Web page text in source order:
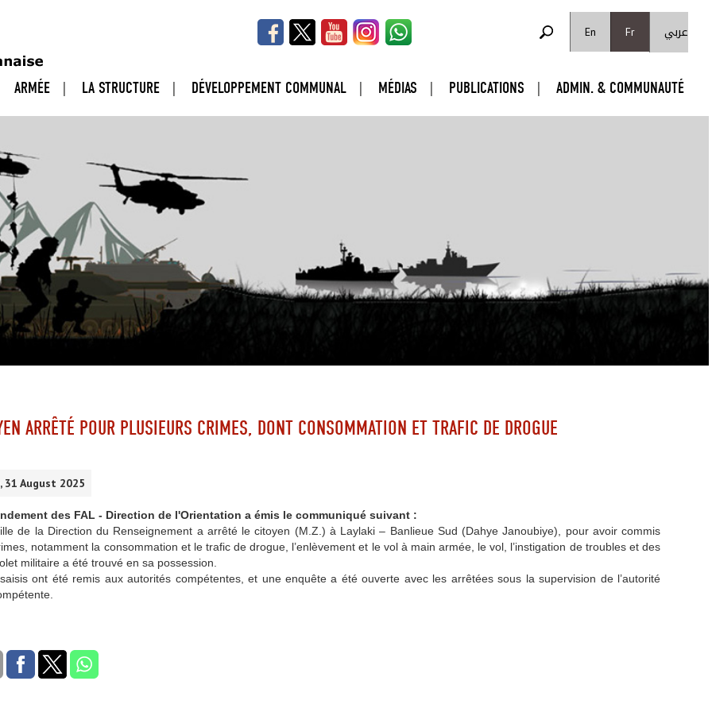
En
Fr عربي FORMULAIRE DE RECHERCHE
ARMÉE LA STRUCTURE DÉVELOPPEMENT COMMUNAL MÉDIAS PUBLICATIONS ADMIN. & COMMUNAUTÉ
ARRÊTÉ POUR PLUSIEURS CRIMES, DONT CONSOMMATION ET TRAFIC DE DROGUE
31 August 2025
des FAL - Direction de l'Orientation a émis le communiqué suivant :
de la Direction du Renseignement a arrêté le citoyen (M.Z.) à Laylaki – Banlieue Sud (Dahye Janoubiye), pour avoir commis
notamment la consommation et le trafic de drogue, l’enlèvement et le vol à main armée, le vol, l’instigation de troubles et des
militaire a été trouvé en sa possession.
ont été remis aux autorités compétentes, et une enquête a été ouverte avec les arrêtées sous la supervision de l’autorité